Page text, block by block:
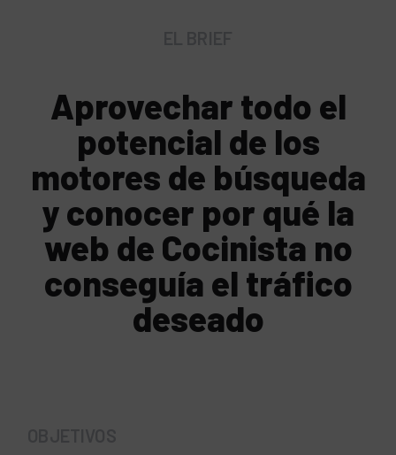
Aprovechar todo el
potencial de los
motores de búsqueda
y conocer por qué la
web de Cocinista no
conseguía el tráfico
deseado